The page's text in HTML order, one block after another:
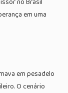
em uma
em pesadelo
O cenário